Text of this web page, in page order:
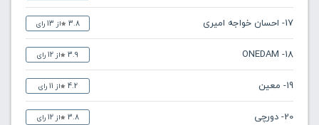
17- احسان خواجه امیری 3.8 از 13 رای
18- ONEDAM
3.9 از 12 رای
19- معین 4.2 از 11 رای
20- دورچی 3.8 از 12 رای